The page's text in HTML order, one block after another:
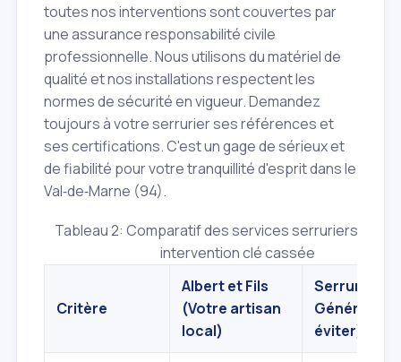
toutes nos interventions sont couvertes par
une assurance responsabilité civile
professionnelle. Nous utilisons du matériel de
qualité et nos installations respectent les
normes de sécurité en vigueur. Demandez
toujours à votre serrurier ses références et
ses certifications. C'est un gage de sérieux et
de fiabilité pour votre tranquillité d'esprit dans le
Val‑de‑Marne (94).
Tableau 2: Comparatif des services serruriers pour
intervention clé cassée
Critère
Albert et Fils
(Votre artisan
local)
Serrurier
Générique
éviter)